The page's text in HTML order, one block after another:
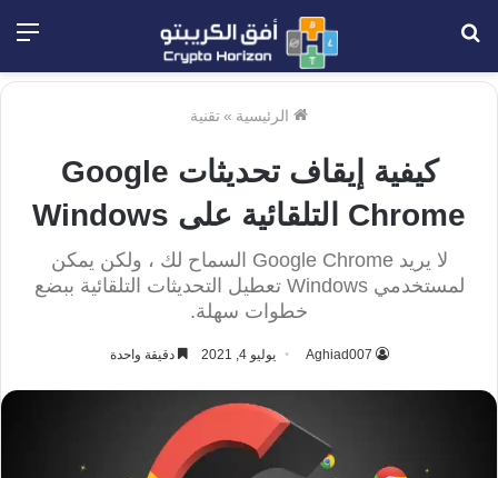
الرئيسية »تقنية
كيفية إيقاف تحديثات Google
Chrome التلقائية على Windows
لا يريد Google Chrome السماح لك ، ولكن يمكن
لمستخدمي Windows تعطيل التحديثات التلقائية ببضع
خطوات سهلة.
Aghiad007 يوليو 4, 2021 دقيقة واحدة